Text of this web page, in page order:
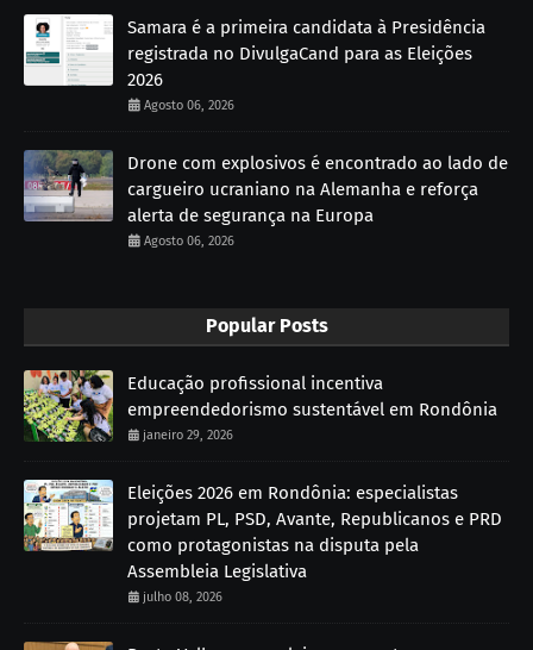
Samara é a primeira candidata à Presidência
registrada no DivulgaCand para as Eleições
2026
Agosto 06, 2026
Drone com explosivos é encontrado ao lado de
cargueiro ucraniano na Alemanha e reforça
alerta de segurança na Europa
Agosto 06, 2026
Popular Posts
Educação profissional incentiva
empreendedorismo sustentável em Rondônia
janeiro 29, 2026
Eleições 2026 em Rondônia: especialistas
projetam PL, PSD, Avante, Republicanos e PRD
como protagonistas na disputa pela
Assembleia Legislativa
julho 08, 2026